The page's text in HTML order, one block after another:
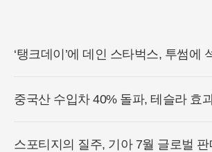
‘탱크데이’에 데인 스타벅스, 투썸에
중국산 수입차 40% 돌파, 테슬라 효
스포티지의 질주, 기아 7월 글로벌 판